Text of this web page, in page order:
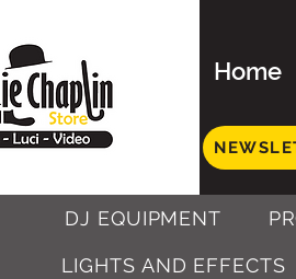
Home
DJ EQUIPMENT
LIGHTS AND EFFECTS